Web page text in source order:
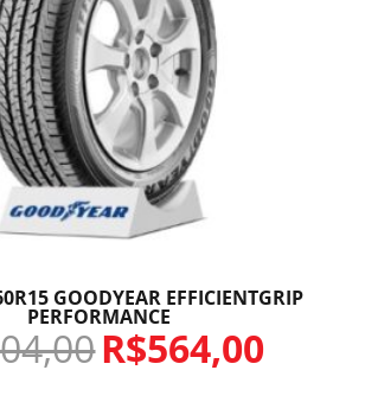
GOODYEAR EFFICIENTGRIP
PERFORMANCE
R$564,00